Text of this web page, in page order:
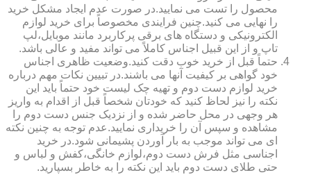
محصول را تست می نمایید.در صورت عدم ایجاد مشکل خرید
را نهایی می کنید.چنین فرایندی مخصوصاً برای خرید لوازم
الکترونیکی و دستگاه های برقی پرکاربرد مانند موبایل،لپ
تاپ و از این قبیل اجناس کاملاً می تواند مفید و عالی باشد.
حتماً قبل از خرید خوب دقت کنید.وضعیت ظاهری اجناس
خود گواهی بر کیفیت آنها می باشند.در تبیین نکات مهم درباره
خرید لوازم دست دوم و تهیه چک لیست خود حتماً باید این
نکته را نیز لحاظ کنید که خودتان شخصاً قبل از اقدام به واریز
هر وجهی در محل حاضر شده و از نزدیک جنس دست دوم را
مشاهده و سپس آن را خریداری نمایید.عدم توجه به چنین نکته
ای می تواند موجب به بار آوردن پشیمانی شود.در خرید
اجناسی مثل فرش دست دوم،لوازم خانگی،کفش و لباس و
حتی طلای دست دوم باید این نکته را به خاطر بسپارید.